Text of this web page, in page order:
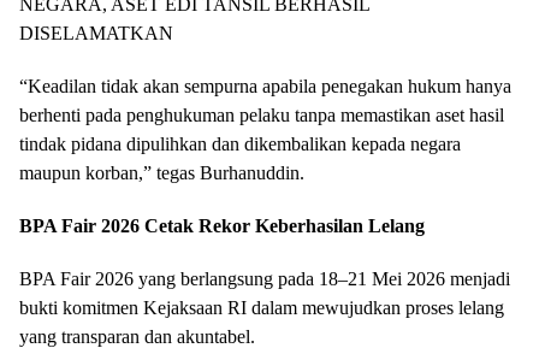
“Keadilan tidak akan sempurna apabila penegakan hukum hanya
berhenti pada penghukuman pelaku tanpa memastikan aset hasil
tindak pidana dipulihkan dan dikembalikan kepada negara
maupun korban,” tegas Burhanuddin.
BPA Fair 2026 Cetak Rekor Keberhasilan Lelang
BPA Fair 2026 yang berlangsung pada 18–21 Mei 2026 menjadi
bukti komitmen Kejaksaan RI dalam mewujudkan proses lelang
yang transparan dan akuntabel.